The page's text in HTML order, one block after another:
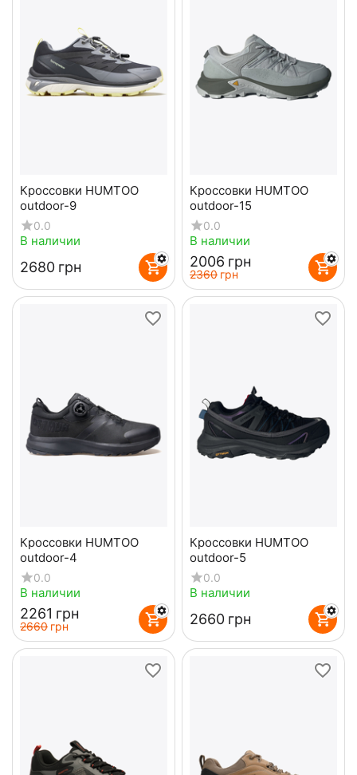
Кроссовки HUMTOO
outdoor-9
0.0
В наличии
‍2680‍ грн
Кроссовки HUMTOO
outdoor-15
0.0
В наличии
‍2006‍ грн
‍2360‍ грн
Кроссовки HUMTOO
outdoor-4
0.0
В наличии
‍2261‍ грн
‍2660‍ грн
Кроссовки HUMTOO
outdoor-5
0.0
В наличии
‍2660‍ грн